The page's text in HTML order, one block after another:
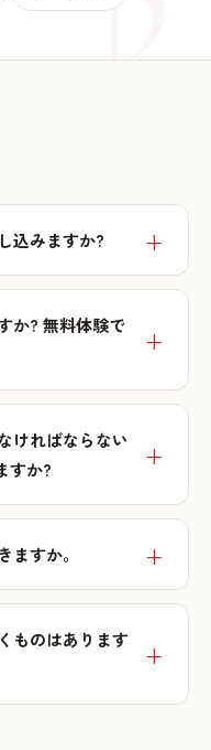
込みますか?
か? 無料体験で
ければならない
すか?
すか。
ものはあります